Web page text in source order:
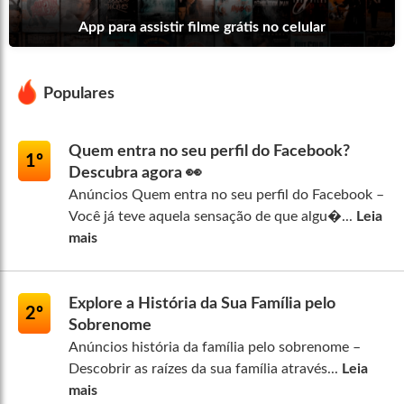
App para assistir filme grátis no celular
Populares
1º
Quem entra no seu perfil do Facebook?
Descubra agora 👀
Anúncios Quem entra no seu perfil do Facebook –
Você já teve aquela sensação de que algu�... Leia
mais
2º
Explore a História da Sua Família pelo
Sobrenome
Anúncios história da família pelo sobrenome –
Descobrir as raízes da sua família através... Leia
mais